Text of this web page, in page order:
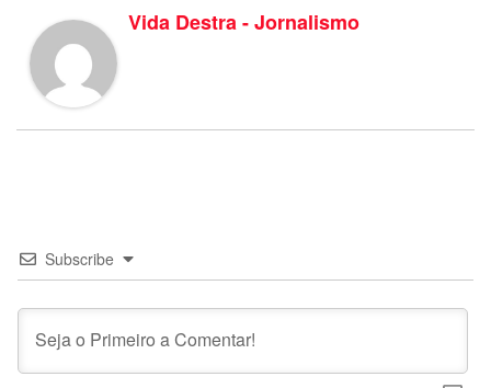
Vida Destra - Jornalismo
Subscribe